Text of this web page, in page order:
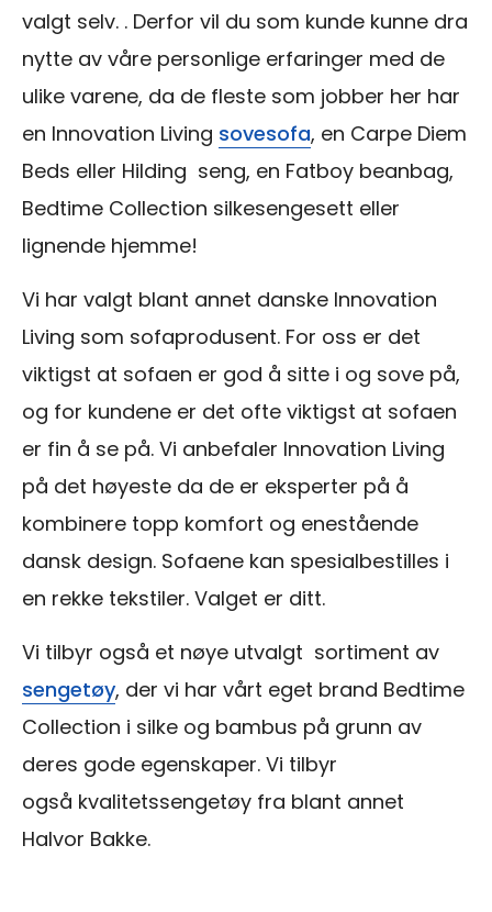
valgt selv. . Derfor vil du som kunde kunne dra
nytte av våre personlige erfaringer med de
ulike varene, da de fleste som jobber her har
en Innovation Living sovesofa, en Carpe Diem
Beds eller Hilding seng, en Fatboy beanbag,
Bedtime Collection silkesengesett eller
lignende hjemme!
Vi har valgt blant annet danske Innovation
Living som sofaprodusent. For oss er det
viktigst at sofaen er god å sitte i og sove på,
og for kundene er det ofte viktigst at sofaen
er fin å se på. Vi anbefaler Innovation Living
på det høyeste da de er eksperter på å
kombinere topp komfort og enestående
dansk design. Sofaene kan spesialbestilles i
en rekke tekstiler. Valget er ditt.
Vi tilbyr også et nøye utvalgt sortiment av
sengetøy, der vi har vårt eget brand Bedtime
Collection i silke og bambus på grunn av
deres gode egenskaper. Vi tilbyr
også kvalitetssengetøy fra blant annet
Halvor Bakke.